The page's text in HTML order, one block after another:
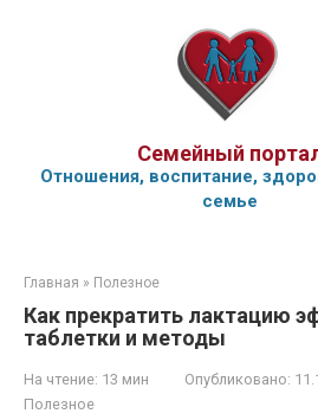
Семейный
Отношения, воспитание,
семье
Главная » Полезное
Как прекратить лактацию
таблетки и методы
На чтение: 13 мин Опубликовано:
Полезное